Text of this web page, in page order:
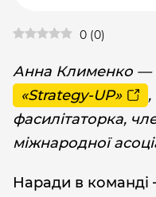
0 (0)
Анна Клименко —
«Strategy-UP»
,
фасилітаторка,
міжнародної
Наради в